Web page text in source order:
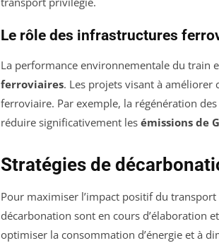
Le rôle des infrastructures
La performance environnementale du train
ferroviaires. Les projets visant à
ferroviaire. Par exemple, la régénération
réduire significativement les émissions de
Stratégies de
Pour maximiser l’impact positif du
décarbonation sont en cours d’élaboration
optimiser la consommation d’énergie et à